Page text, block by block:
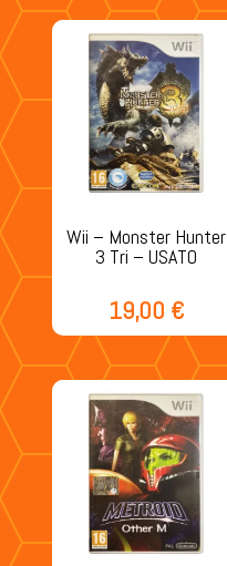
Wii – Monster Hunter
3 Tri – USATO
19,00 €